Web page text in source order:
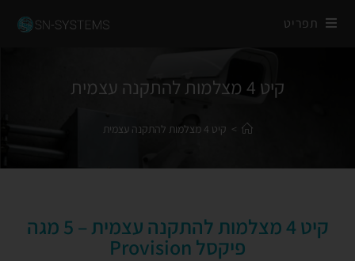
תפריט
קיט 4 מצלמות להתקנה עצמית
> קיט 4 מצלמות להתקנה עצמית
קיט 4 מצלמות להתקנה עצמית – 5 מגה
פיקסל Provision